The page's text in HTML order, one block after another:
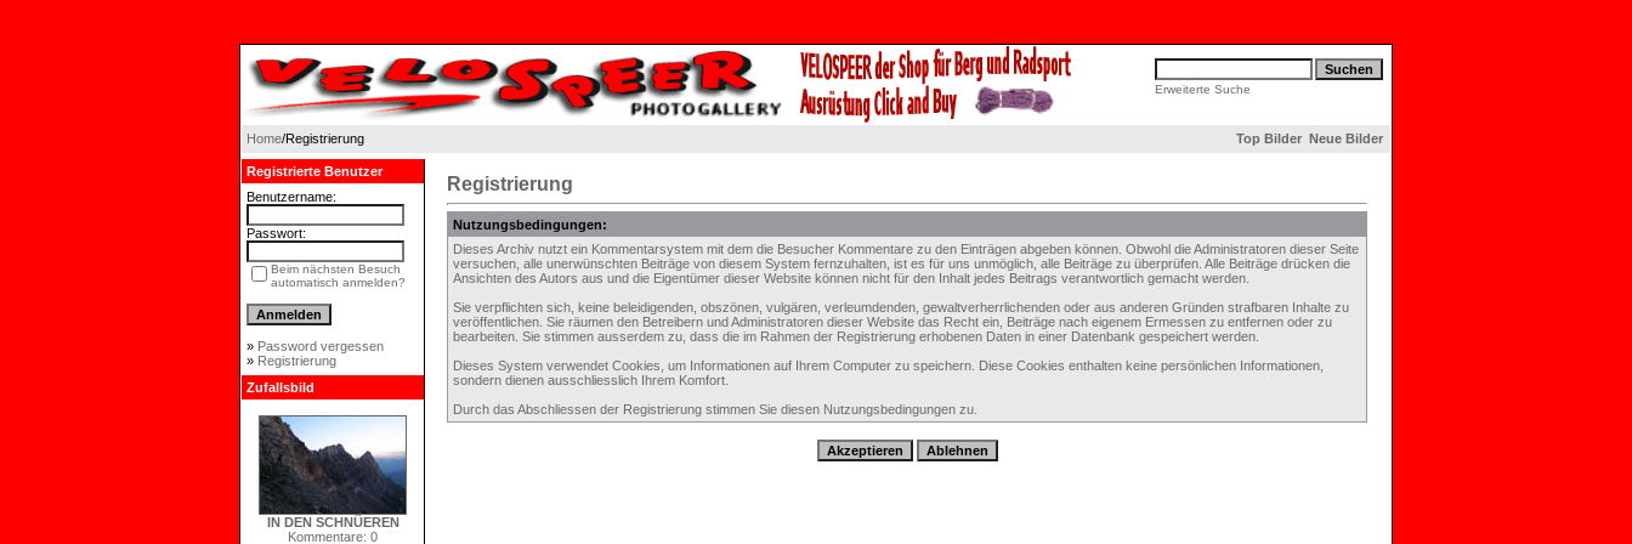
Erweiterte Suche
Home/Registrierung Top Bilder Neue Bilder
Registrierte Benutzer
Benutzername:
Passwort:
Beim nächsten Besuch
automatisch anmelden?
» Password vergessen
» Registrierung
Zufallsbild
IN DEN SCHNÜEREN
Kommentare: 0
Registrierung
Nutzungsbedingungen:
Dieses Archiv nutzt ein Kommentarsystem mit dem die Besucher Kommentare zu den Einträgen abgeben können. Obwohl die Administratoren dieser Seite
versuchen, alle unerwünschten Beiträge von diesem System fernzuhalten, ist es für uns unmöglich, alle Beiträge zu überprüfen. Alle Beiträge drücken die
Ansichten des Autors aus und die Eigentümer dieser Website können nicht für den Inhalt jedes Beitrags verantwortlich gemacht werden.
Sie verpflichten sich, keine beleidigenden, obszönen, vulgären, verleumdenden, gewaltverherrlichenden oder aus anderen Gründen strafbaren Inhalte zu
veröffentlichen. Sie räumen den Betreibern und Administratoren dieser Website das Recht ein, Beiträge nach eigenem Ermessen zu entfernen oder zu
bearbeiten. Sie stimmen ausserdem zu, dass die im Rahmen der Registrierung erhobenen Daten in einer Datenbank gespeichert werden.
Dieses System verwendet Cookies, um Informationen auf Ihrem Computer zu speichern. Diese Cookies enthalten keine persönlichen Informationen,
sondern dienen ausschliesslich Ihrem Komfort.
Durch das Abschliessen der Registrierung stimmen Sie diesen Nutzungsbedingungen zu.